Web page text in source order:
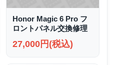
Honor Magic 6 Pro フ
ロントパネル交換修理
27,000円(税込)